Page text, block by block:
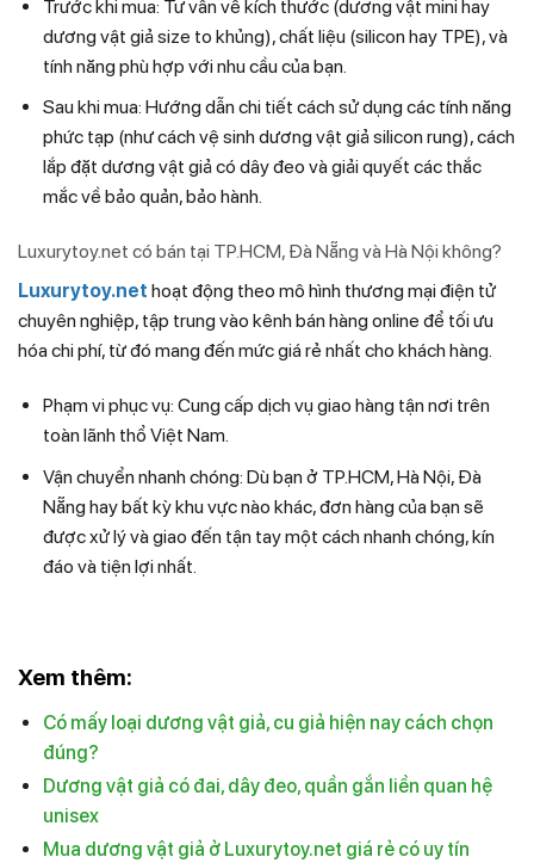
Trước khi mua: Tư vấn về kích thước (dương vật mini hay
dương vật giả size to khủng), chất liệu (silicon hay TPE), và
tính năng phù hợp với nhu cầu của bạn.
Sau khi mua: Hướng dẫn chi tiết cách sử dụng các tính năng
phức tạp (như cách vệ sinh dương vật giả silicon rung), cách
lắp đặt dương vật giả có dây đeo và giải quyết các thắc
mắc về bảo quản, bảo hành.
Luxurytoy.net có bán tại TP.HCM, Đà Nẵng và Hà Nội không?
Luxurytoy.net hoạt động theo mô hình thương mại điện tử
chuyên nghiệp, tập trung vào kênh bán hàng online để tối ưu
hóa chi phí, từ đó mang đến mức giá rẻ nhất cho khách hàng.
Phạm vi phục vụ: Cung cấp dịch vụ giao hàng tận nơi trên
toàn lãnh thổ Việt Nam.
Vận chuyển nhanh chóng: Dù bạn ở TP.HCM, Hà Nội, Đà
Nẵng hay bất kỳ khu vực nào khác, đơn hàng của bạn sẽ
được xử lý và giao đến tận tay một cách nhanh chóng, kín
đáo và tiện lợi nhất.
Xem thêm:
Có mấy loại dương vật giả, cu giả hiện nay cách chọn
đúng?
Dương vật giả có đai, dây đeo, quần gắn liền quan hệ
unisex
Mua dương vật giả ở Luxurytoy.net giá rẻ có uy tín